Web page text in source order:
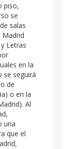
piso,
se
salas
Madrid
Letras
en la
se seguirá
de
o en la
Al
una
que el